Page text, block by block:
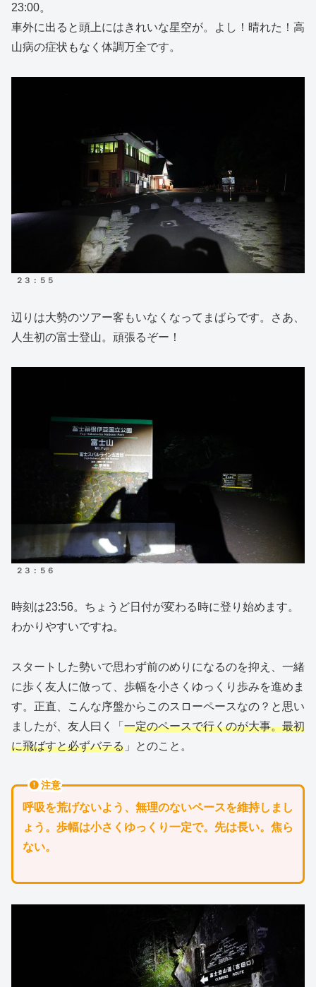
23:00。
車外に出ると頭上にはきれいな星空が。よし！晴れた！高
山病の症状もなく体調万全です。
２３：５５
辺りは大勢のツアー客もいなくなってまばらです。さあ、
人生初の富士登山。頑張るぞー！
２３：５６
時刻は23:56。ちょうど日付が変わる時に登り始めます。
わかりやすいですね。
スタートした勢いで思わず前のめりになるのを抑え、一緒
に歩く友人に倣って、歩幅を小さくゆっくり歩みを進めま
す。正直、こんな序盤からこのスローペースなの？と思い
ましたが、友人曰く「 一定のペースで行くのが大事。最初
に飛ばすと必ずバテる 」とのこと。
注意
呼吸を荒げないよう、無理のないペースを維持しまし
ょう。歩幅は小さくゆっくり一定で。先は長い。焦ら
ない。